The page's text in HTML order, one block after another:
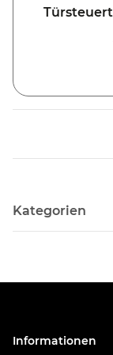
Kategorien
Informationen